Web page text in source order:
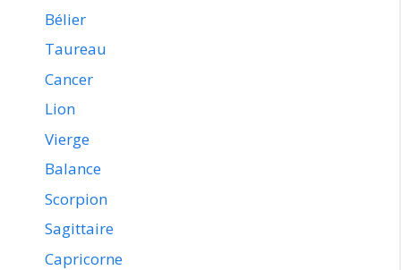
Bélier
Taureau
Cancer
Lion
Vierge
Balance
Scorpion
Sagittaire
Capricorne